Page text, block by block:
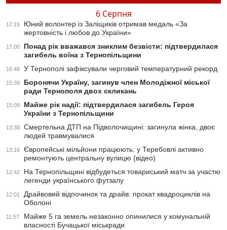
6 Серпня
17:15
Юний волонтер із Заліщиків отримав медаль «За
жертовність і любов до України»
17:00
Понад рік вважався зниклим безвісти: підтвердилася
загибель воїна з Тернопільщини
16:48 У Тернополі зафіксували черговий температурний рекорд
15:39
Боронячи Україну, загинув член Молодіжної міської
ради Тернополя двох скликань
15:09
Майже рік надії: підтвердилася загибель Героя
України з Тернопільщини
13:38
Смертельна ДТП на Підволочищині: загинула жінка, двоє
людей травмувалися
13:16
Європейські мільйони працюють: у Теребовлі активно
ремонтують центральну вулицю (відео)
12:42
На Тернопільщині відбудеться товариський матч за участю
легенди українського футзалу
12:01
Драйвовий відпочинок та драйв: прокат квадроциклів на
Оболоні
11:57
Майже 5 га земель незаконно опинилися у комунальній
власності Бучацької міськради